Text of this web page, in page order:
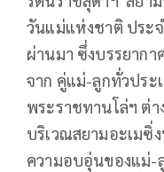
วันแม่แห่งชาติ ประ
ผ่านมา ซึ่งบรรยากา
จาก คู่แม่-ลูกทั่วประ
พระราชทานโล่ฯ ต่
บริเวณสยามอะเมซิ่
ความอบอุ่นของแม่-